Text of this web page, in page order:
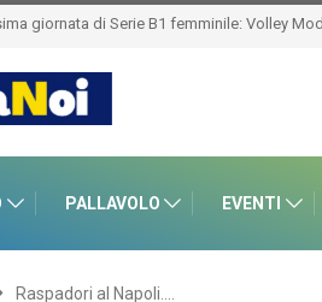
PALLAVOLO EVENTI
Raspadori al Napoli.…